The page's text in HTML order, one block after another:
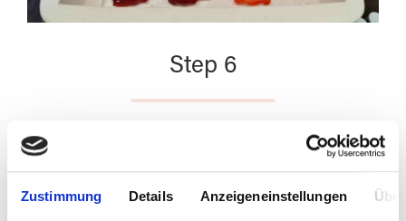
Zustimmung Details Anzeigeneinstellungen
Step 6